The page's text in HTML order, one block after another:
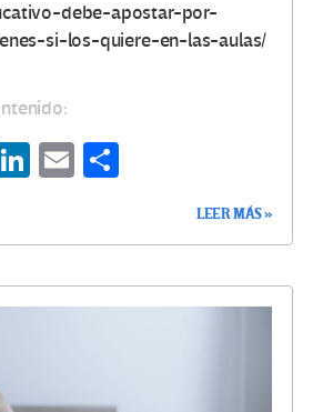
debe-apostar-por-
si-los-quiere-en-las-aulas/
Te
Li
n
E
ar
LEER MÁS »